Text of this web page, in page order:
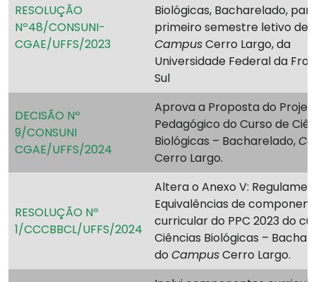
RESOLUÇÃO
Nº48/CONSUNI-
CGAE/UFFS/2023
Biológicas, Bacharelado,
primeiro semestre letivo de
CampusCerro Largo, da
Universidade Federal da
Sul
DECISÃO Nº
9/CONSUNI
CGAE/UFFS/2024
Aprova a Proposta do
Pedagógico do Curso de
Biológicas – Bacharelado,
Cerro Largo.
RESOLUÇÃO Nº
1/CCCBBCL/UFFS/2024
Altera o Anexo V:
Equivalências de
curricular do PPC 2023 do
Ciências Biológicas –
do CampusCerro Largo.